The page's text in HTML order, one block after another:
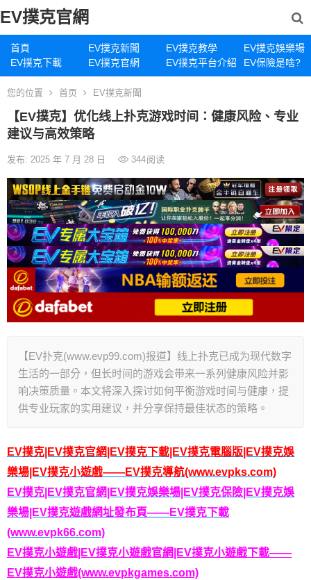
EV撲克官網
首頁 EV撲克新聞 EV撲克教學
EV撲克娛樂場
EV撲克下載
EV撲克官網 EV撲克平台介紹 EV保險是啥?
您的位置 首页 EV撲克新聞
【EV撲克】优化线上扑克游戏时间：健康风险、专业
建议与高效策略
发布: 2025 年 7 月 28 日 344阅读
【EV扑克(www.evp99.com)报道】线上扑克已成为现代数字
生活的一部分，但长时间的游戏会带来一系列健康风险并影
响决策质量。本文将深入探讨如何平衡游戏时间与健康，提
供专业玩家的实用建议，并分享保持最佳状态的策略。
EV撲克|EV撲克官網|EV撲克下載|EV撲克電腦版|EV撲克娛
樂場|EV撲克小遊戲——EV撲克導航(www.evpks.com)
EV撲克|EV撲克官網|EV撲克娛樂場|EV撲克保險|EV撲克娛
樂場|EV撲克遊戲網址發布頁——EV撲克下載
(www.evpk66.com)
EV撲克小遊戲|EV撲克小遊戲官網|EV撲克小遊戲下載——
EV撲克小遊戲(www.evpkgames.com)